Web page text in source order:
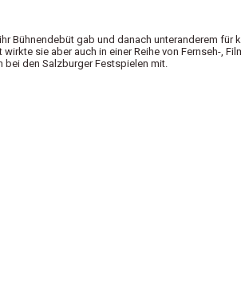
Bühnendebüt gab und danach unteranderem für
sie aber auch in einer Reihe von Fernseh-,
den Salzburger Festspielen mit.